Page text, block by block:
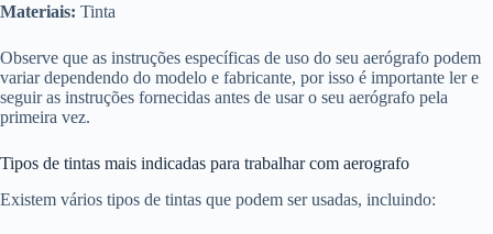
Materiais: Tinta
Observe que as instruções específicas de uso do seu aerógrafo podem
variar dependendo do modelo e fabricante, por isso é importante ler e
seguir as instruções fornecidas antes de usar o seu aerógrafo pela
primeira vez.
Tipos de tintas mais indicadas para trabalhar com aerografo
Existem vários tipos de tintas que podem ser usadas, incluindo: